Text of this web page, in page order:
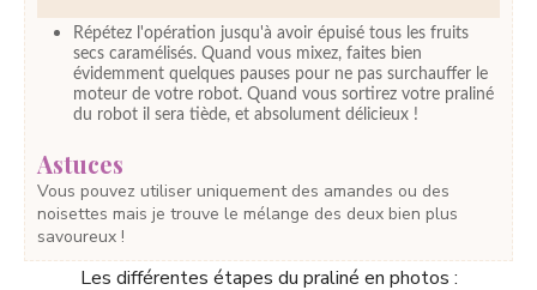
Répétez l'opération jusqu'à avoir épuisé tous les fruits
secs caramélisés. Quand vous mixez, faites bien
évidemment quelques pauses pour ne pas surchauffer le
moteur de votre robot. Quand vous sortirez votre praliné
du robot il sera tiède, et absolument délicieux !
Astuces
Vous pouvez utiliser uniquement des amandes ou des
noisettes mais je trouve le mélange des deux bien plus
savoureux !
Les différentes étapes du praliné en photos :